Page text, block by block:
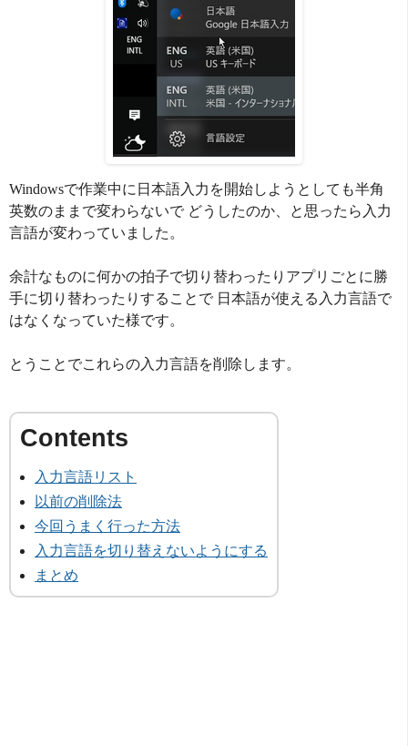
Windowsで作業中に日本語入力を開始しようとしても半角
英数のままで変わらないで どうしたのか、と思ったら入力
言語が変わっていました。
余計なものに何かの拍子で切り替わったりアプリごとに勝
手に切り替わったりすることで 日本語が使える入力言語で
はなくなっていた様です。
とうことでこれらの入力言語を削除します。
入力言語リスト
以前の削除法
今回うまく行った方法
入力言語を切り替えないようにする
まとめ